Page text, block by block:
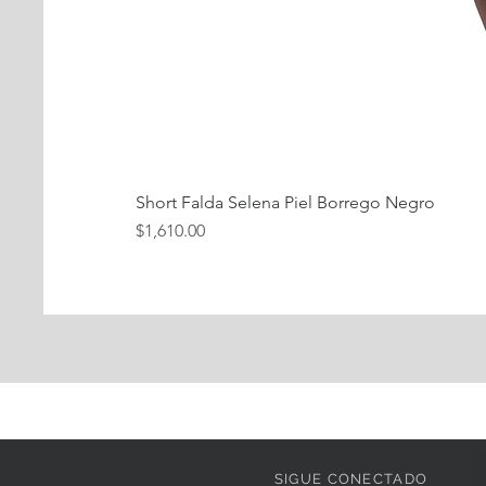
Short Falda Selena Piel Borrego Negro
Precio
$1,610.00
SIGUE CONECTADO